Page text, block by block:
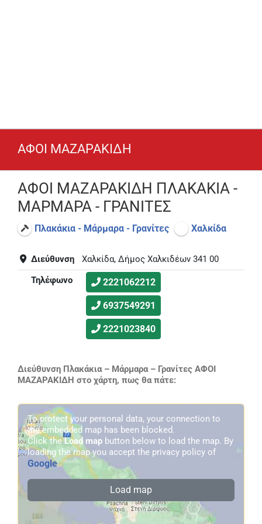
ΑΦΟΙ ΜΑΖΑΡΑΚΙΔΗ
ΑΦΟΙ ΜΑΖΑΡΑΚΙΔΗ ΠΛΑΚΑΚΙΑ -
ΜΑΡΜΑΡΑ - ΓΡΑΝΙΤΕΣ
Πλακάκια - Μάρμαρα - Γρανίτες Χαλκίδα
Διεύθυνση
Χαλκίδα, Δήμος Χαλκιδέων 341 00
Τηλέφωνο
2221062212
6937549291
2221023840
Διεύθυνση Πλακάκια – Μάρμαρα – Γρανίτες ΑΦΟΙ
ΜΑΖΑΡΑΚΙΔΗ στο χάρτη, πως θα πάτε:
To protect your personal data, your connection to
the embedded map has been blocked.
Click theLoad map button below to load the map. By
loading the map you accept the privacy policy of
Google.
Load map